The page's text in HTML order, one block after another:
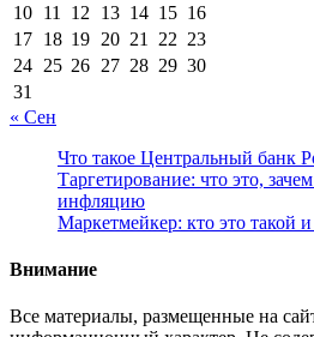
10 11 12 13 14 15 16
17 18 19 20 21 22 23
24 25 26 27 28 29 30
31
« Сен
Что такое Центральный банк
Таргетирование: что это,
инфляцию
Маркетмейкер: кто это такой
Внимание
Все материалы, размещенные на